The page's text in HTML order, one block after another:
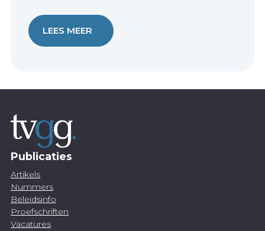
LEES MEER
Publicaties
Artikels
Nummers
Beleidsinfo
Proefschriften
Vacatures